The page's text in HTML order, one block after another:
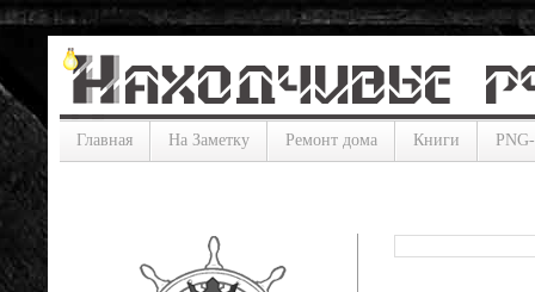
Главная На Заметку Ремонт дома Книги